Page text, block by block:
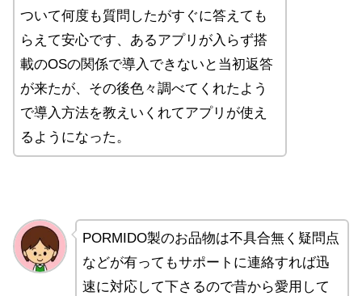
ついて何度も質問したがすぐに答えても
らえて安心です、あるアプリが入らず搭
載のOSの関係で導入できないと当初返答
が来たが、その後色々調べてくれたよう
で導入方法を教えいくれてアプリが使え
るようになった。
PORMIDO製のお品物は不具合無く疑問点
などが有ってもサポートに連絡すれば迅
速に対応して下さるので昔から愛用して